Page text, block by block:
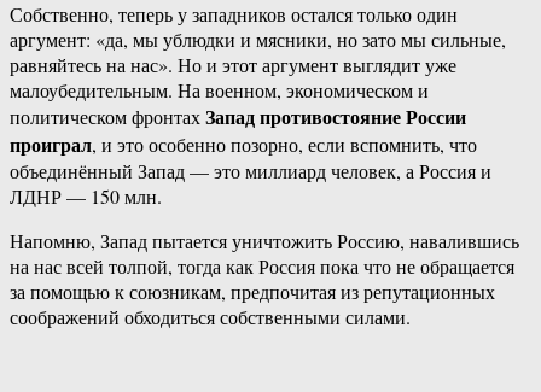
Собственно, теперь у западников остался только один
аргумент: «да, мы ублюдки и мясники, но зато мы сильные,
равняйтесь на нас». Но и этот аргумент выглядит уже
малоубедительным. На военном, экономическом и
политическом фронтахЗапад противостояние России
проиграл, и это особенно позорно, если вспомнить, что
объединённый Запад — это миллиард человек, а Россия и
ЛДНР — 150 млн.
Напомню, Запад пытается уничтожить Россию, навалившись
на нас всей толпой, тогда как Россия пока что не обращается
за помощью к союзникам, предпочитая из репутационных
соображений обходиться собственными силами.